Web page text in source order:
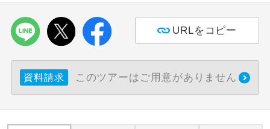
URLをコピー
資料請求 このツアーはご用意がありません
利用航空会社が指定なので、ご出発の計
ホテル指定
ご紹介するホテルを指定したコースで
おひとり様バ
おひとり様でバス席を2席利⽤できま
す。